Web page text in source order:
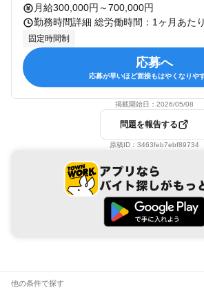
月給300,000円～700,000円
固定時間制
応募へ
応募が早いほど面接もはやくなりや
掲載開始日： 2026/05/08
問題を報告する
原稿ID： 3463feb7ebf89734
他の条件で探す